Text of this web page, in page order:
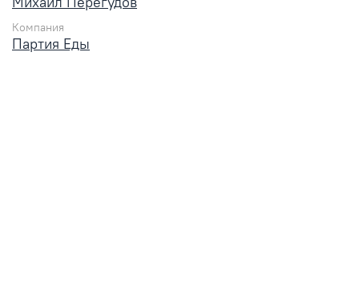
Компания
Партия Еды